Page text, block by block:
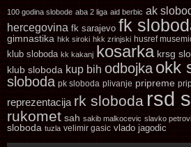
100 godina slobode aba 2 liga aid berbic ak
hercegovina fk sarajevo fk
gimnastika hkk siroki hkk zrinjski husref
klub sloboda kk kakanj kosarka krsg
klub sloboda kup bih odbojka okk
sloboda pk sloboda plivanje pripreme
reprezentacija rk sloboda rsd
rukomet sah sakib malkocevic slavko
sloboda tuzla velimir gasic vlado jagodic